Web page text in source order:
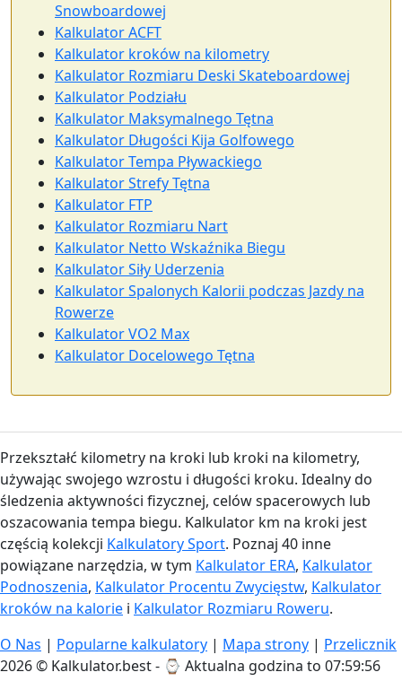
Snowboardowej
Kalkulator ACFT
Kalkulator kroków na kilometry
Kalkulator Rozmiaru Deski Skateboardowej
Kalkulator Podziału
Kalkulator Maksymalnego Tętna
Kalkulator Długości Kija Golfowego
Kalkulator Tempa Pływackiego
Kalkulator Strefy Tętna
Kalkulator FTP
Kalkulator Rozmiaru Nart
Kalkulator Netto Wskaźnika Biegu
Kalkulator Siły Uderzenia
Kalkulator Spalonych Kalorii podczas Jazdy na
Rowerze
Kalkulator VO2 Max
Kalkulator Docelowego Tętna
Przekształć kilometry na kroki lub kroki na kilometry,
używając swojego wzrostu i długości kroku. Idealny do
śledzenia aktywności fizycznej, celów spacerowych lub
oszacowania tempa biegu. Kalkulator km na kroki jest
częścią kolekcji Kalkulatory Sport. Poznaj 40 inne
powiązane narzędzia, w tym Kalkulator ERA, Kalkulator
Podnoszenia, Kalkulator Procentu Zwycięstw, Kalkulator
kroków na kalorie i Kalkulator Rozmiaru Roweru.
O Nas | Popularne kalkulatory | Mapa strony | Przelicznik
2026 © Kalkulator.best - ⌚ Aktualna godzina to 07:59:56